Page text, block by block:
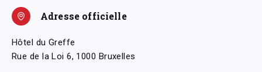
Adresse officielle
Hôtel du Greffe
Rue de la Loi 6, 1000 Bruxelles